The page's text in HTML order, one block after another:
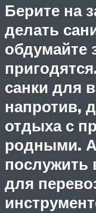
Берите на
делать
обдумайте
санки для
напротив,
отдыха с
родными.
послужить
для